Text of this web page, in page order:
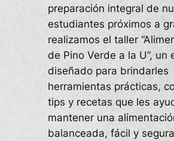
preparación integral de
estudiantes próximos a
realizamos el taller
de Pino Verde a la U”, un
diseñado para brindarles
herramientas prácticas,
tips y recetas que les
mantener una
balanceada, fácil y